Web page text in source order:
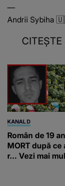
—
Andrii Sybiha
CITEȘTE
KANAL D
Român de 19
MORT după ce
r... Vezi mai